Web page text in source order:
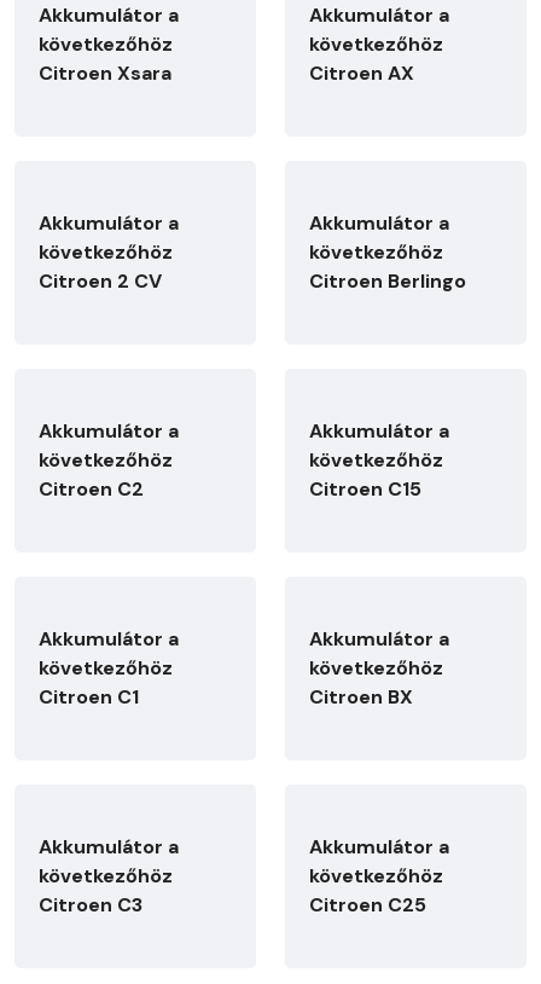
Akkumulátor a
következőhöz
Citroen Xsara
Akkumulátor a
következőhöz
Citroen AX
Akkumulátor a
következőhöz
Citroen 2 CV
Akkumulátor a
következőhöz
Citroen Berlingo
Akkumulátor a
következőhöz
Citroen C2
Akkumulátor a
következőhöz
Citroen C15
Akkumulátor a
következőhöz
Citroen C1
Akkumulátor a
következőhöz
Citroen BX
Akkumulátor a
következőhöz
Citroen C3
Akkumulátor a
következőhöz
Citroen C25